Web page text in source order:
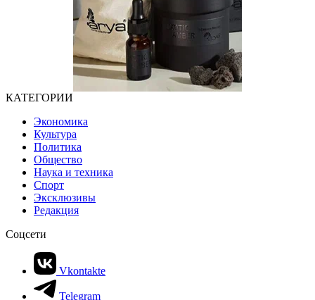
КАТЕГОРИИ
Экономика
Культура
Политика
Общество
Наука и техника
Спорт
Эксклюзивы
Редакция
Соцсети
Vkontakte
Telegram